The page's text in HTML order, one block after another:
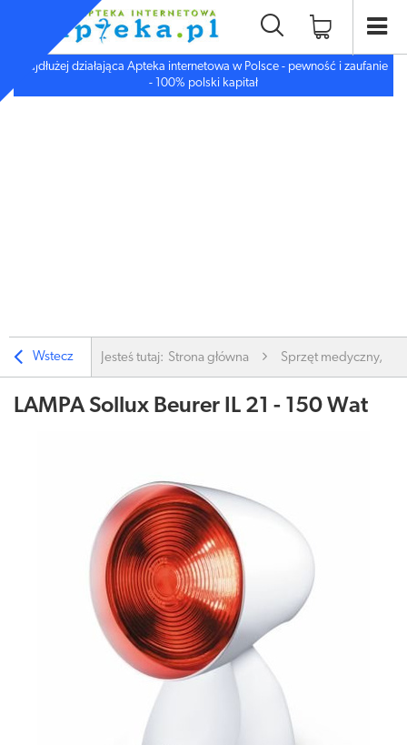
Najdłużej działająca Apteka internetowa w Polsce - pewność i zaufanie
- 100% polski kapitał
Wstecz Jesteś tutaj: Strona główna Sprzęt medyczny,
LAMPA Sollux Beurer IL 21 - 150 Wat